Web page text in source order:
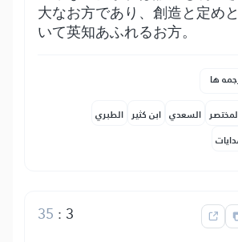
大なお方であり、創造と定め
いて英知あふれるお方。
ها
السعدي ابن كثير الطبري
3
:
35